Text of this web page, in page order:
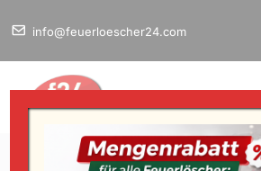
info@feuerloescher24.com
Startseite»Zubehör»